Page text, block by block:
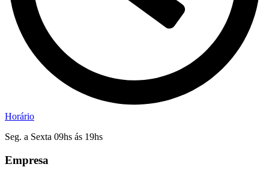
Horário
Seg. a Sexta 09hs ás 19hs
Empresa